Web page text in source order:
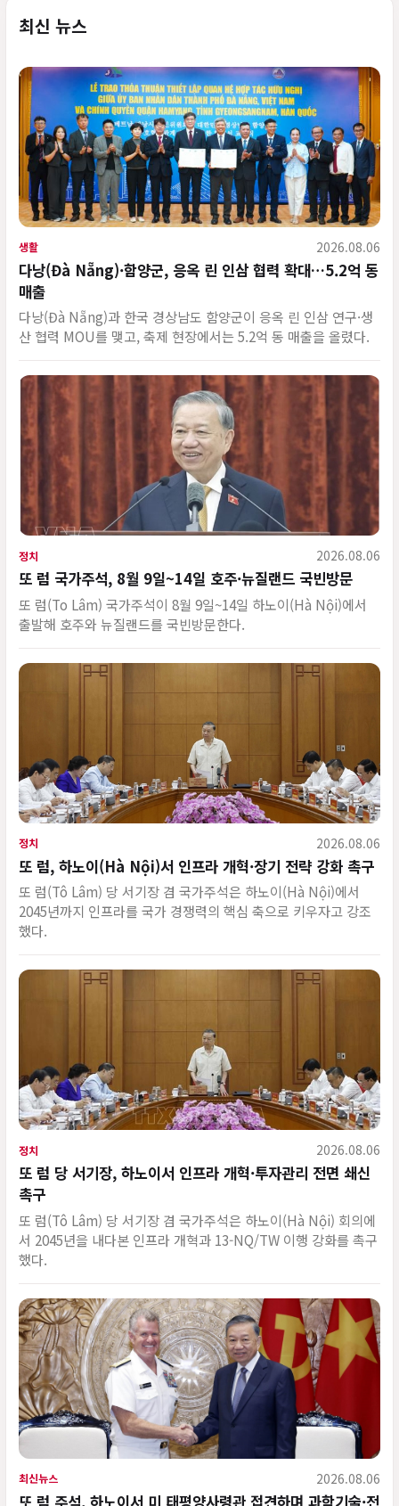
최신 뉴스
생활 2026.08.06
다낭(Đà Nẵng)·함양군, 응옥 린 인삼 협력 확대…5.2억 동
매출
다낭(Đà Nẵng)과 한국 경상남도 함양군이 응옥 린 인삼 연구·생
산 협력 MOU를 맺고, 축제 현장에서는 5.2억 동 매출을 올렸다.
정치 2026.08.06
또 럼 국가주석, 8월 9일~14일 호주·뉴질랜드 국빈방문
또 럼(To Lâm) 국가주석이 8월 9일~14일 하노이(Hà Nội)에서
출발해 호주와 뉴질랜드를 국빈방문한다.
정치 2026.08.06
또 럼, 하노이(Hà Nội)서 인프라 개혁·장기 전략 강화 촉구
또 럼(Tô Lâm) 당 서기장 겸 국가주석은 하노이(Hà Nội)에서
2045년까지 인프라를 국가 경쟁력의 핵심 축으로 키우자고 강조
했다.
정치 2026.08.06
또 럼 당 서기장, 하노이서 인프라 개혁·투자관리 전면 쇄신
촉구
또 럼(Tô Lâm) 당 서기장 겸 국가주석은 하노이(Hà Nội) 회의에
서 2045년을 내다본 인프라 개혁과 13-NQ/TW 이행 강화를 촉구
했다.
최신뉴스 2026.08.06
또 럼 주석, 하노이서 미 태평양사령관 접견하며 과학기술·전